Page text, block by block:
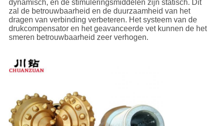
dynamisch, en de stimuleringsmiddelen zijn statisch. Dit
zal de betrouwbaarheid en de duurzaamheid van het
dragen van verbinding verbeteren. Het systeem van de
drukcompensator en het geavanceerde vet kunnen de het
smeren betrouwbaarheid zeer verhogen.